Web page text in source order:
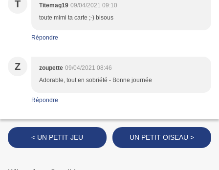
T Titemag19 09/04/2021 09:10
toute mimi ta carte ;-) bisous
Répondre
Z zoupette 09/04/2021 08:46
Adorable, tout en sobriété - Bonne journée
Répondre
< UN PETIT JEU UN PETIT OISEAU >